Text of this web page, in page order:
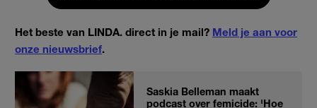
Het beste van LINDA. direct in je mail? Meld je aan voor
onze nieuwsbrief.
Saskia Belleman maakt
podcast over femicide: 'Hoe